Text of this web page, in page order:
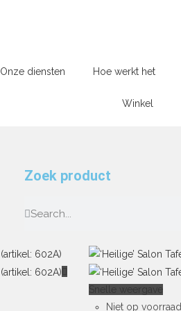
Onze diensten Hoe werkt het
Winkel
Zoek product
Snelle weergave
Niet op voorraad